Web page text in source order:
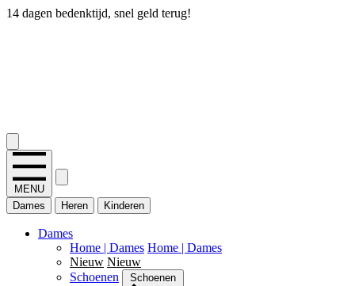
14 dagen bedenktijd, snel geld terug!
MENU
Dames
Heren Kinderen
Dames
Home | Dames Home | Dames
Nieuw Nieuw
Schoenen
Schoenen